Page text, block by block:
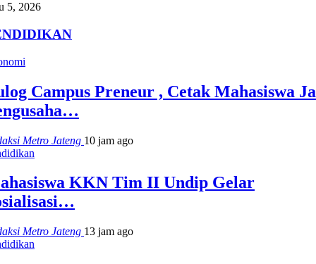
5, 2026
Campus Preneur , Cetak Mahasiswa
Metro Jateng 10 jam ago
KKN Tim II Undip Gelar
Metro Jateng 13 jam ago